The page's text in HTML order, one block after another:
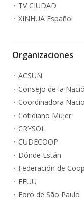
TV CIUDAD
XINHUA Español
Organizaciones
ACSUN
Consejo de la
Coordinadora
Cotidiano Mujer
CRYSOL
CUDECOOP
Dónde Están
Federación de
FEUU
Foro de São Paulo